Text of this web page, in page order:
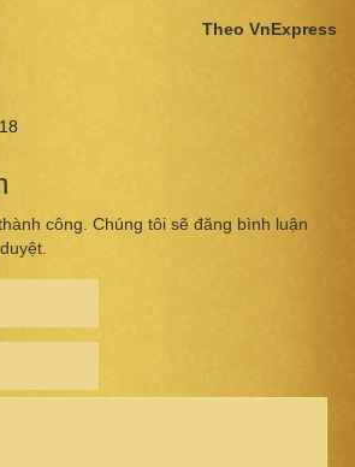
Theo VnExpress
công. Chúng tôi sẽ đăng bình luận